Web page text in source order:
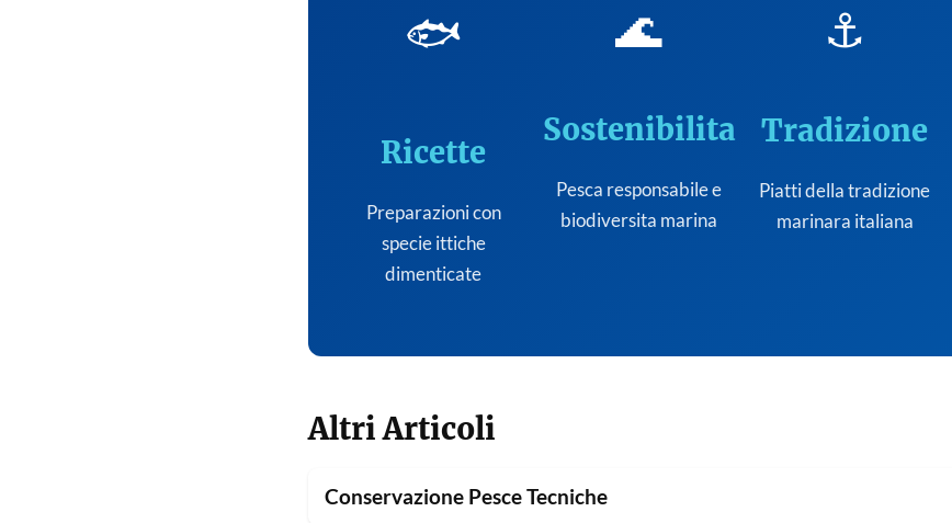
🐟
Ricette
Preparazioni con
specie ittiche
dimenticate
🌊
Sostenibilita
Pesca responsabile e
biodiversita marina
⚓
Tradizione
Piatti della tradizione
marinara italiana
Altri Articoli
Conservazione Pesce Tecniche